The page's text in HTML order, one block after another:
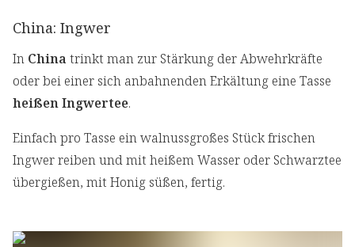
China: Ingwer
In China trinkt man zur Stärkung der Abwehrkräfte
oder bei einer sich anbahnenden Erkältung eine Tasse
heißen Ingwertee.
Einfach pro Tasse ein walnussgroßes Stück frischen
Ingwer reiben und mit heißem Wasser oder Schwarztee
übergießen, mit Honig süßen, fertig.